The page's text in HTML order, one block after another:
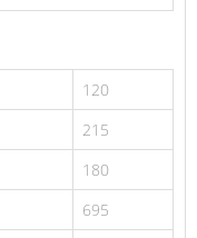
120
215
180
695